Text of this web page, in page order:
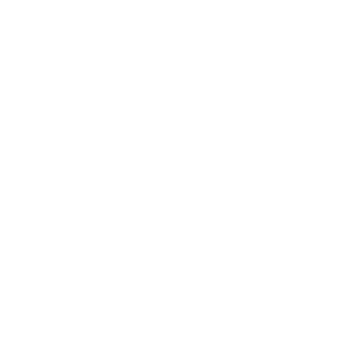
voor
u kunnen zijn.
door onze
u wilt
is daarom